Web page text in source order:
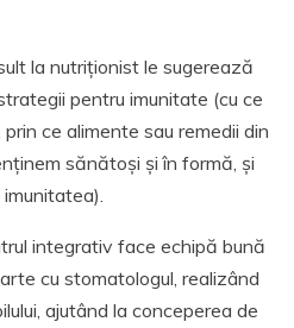
la nutriționist le sugerează
pentru imunitate (cu ce
ce alimente sau remedii din
sănătoși și în formă, și
integrativ face echipă bună
cu stomatologul, realizând
ajutând la conceperea de